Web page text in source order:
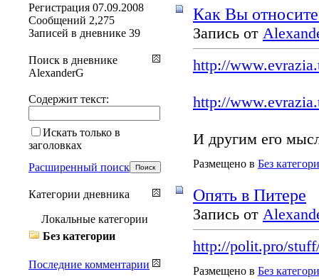
Как Вы
Запись от
http://
http://
И другим его
Размещено в Без
Опять в Питере
Запись от
http://polit.pro/
Размещено в Без
Регистрация 07.09.2008
Сообщений 2,275
Записей в дневнике 39
Поиск в дневнике
AlexanderG
Содержит текст:
Искать только в
заголовках
Расширенный поиск
Категории дневника
Локальные категории
Без категории
Последние комментарии